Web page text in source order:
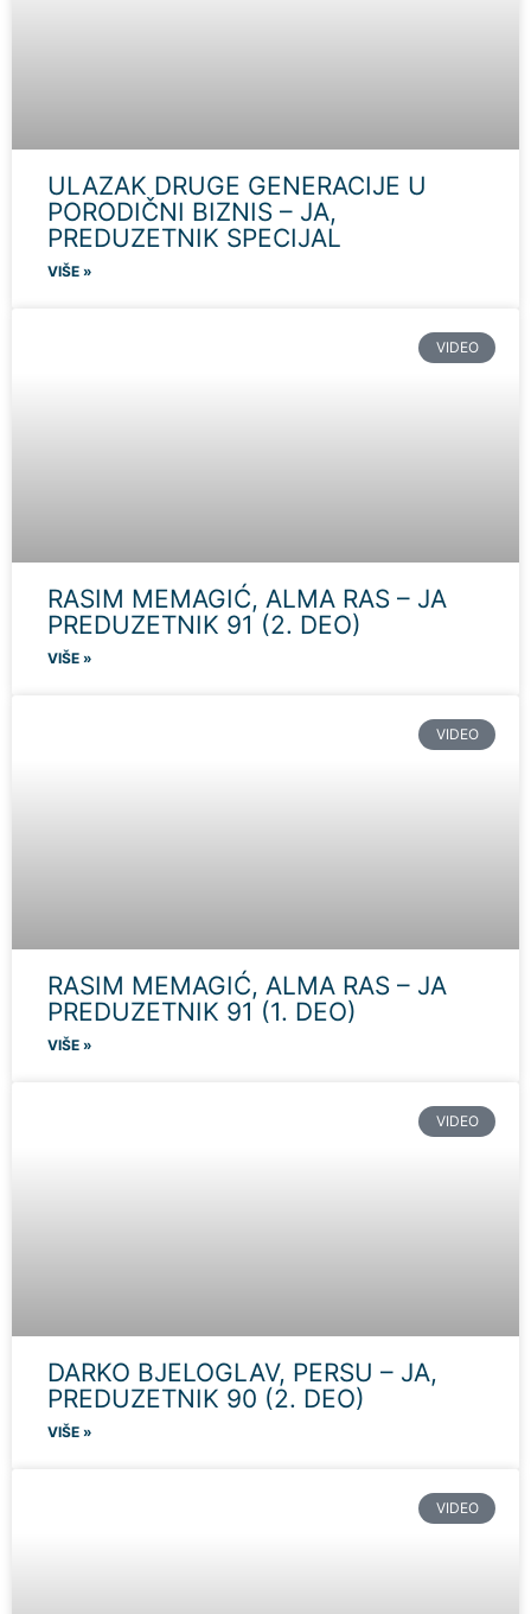
ULAZAK DRUGE GENERACIJE U
PORODIČNI BIZNIS – JA,
PREDUZETNIK SPECIJAL
VIŠE »
VIDEO
RASIM MEMAGIĆ, ALMA RAS – JA
PREDUZETNIK 91 (2. DEO)
VIŠE »
VIDEO
RASIM MEMAGIĆ, ALMA RAS – JA
PREDUZETNIK 91 (1. DEO)
VIŠE »
VIDEO
DARKO BJELOGLAV, PERSU – JA,
PREDUZETNIK 90 (2. DEO)
VIŠE »
VIDEO